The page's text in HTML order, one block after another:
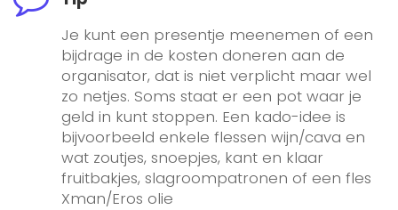
Je kunt een presentje meenemen of een
bijdrage in de kosten doneren aan de
organisator, dat is niet verplicht maar wel
zo netjes. Soms staat er een pot waar je
geld in kunt stoppen. Een kado-idee is
bijvoorbeeld enkele flessen wijn/cava en
wat zoutjes, snoepjes, kant en klaar
fruitbakjes, slagroompatronen of een fles
Xman/Eros olie